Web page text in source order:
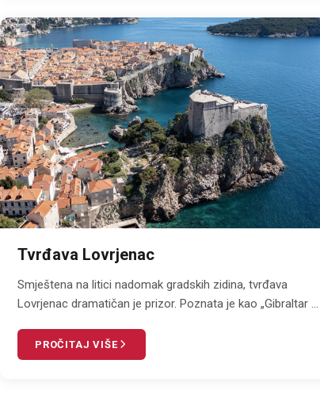
Tvrđava Lovrjenac
Smještena na litici nadomak gradskih zidina, tvrđava
Lovrjenac dramatičan je prizor. Poznata je kao „Gibraltar ...
PROČITAJ VIŠE